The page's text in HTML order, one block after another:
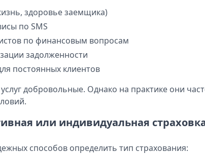
здоровье заемщика)
по SMS
по финансовым вопросам
задолженности
постоянных клиентов
добровольные. Однако на практике они
или индивидуальная
способов определить тип страхования: